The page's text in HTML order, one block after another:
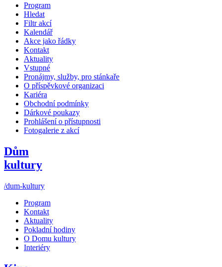
Program
Hledat
Filtr akcí
Kalendář
Akce jako řádky
Kontakt
Aktuality
Vstupné
Pronájmy, služby, pro stánkaře
O příspěvkové organizaci
Kariéra
Obchodní podmínky
Dárkové poukazy
Prohlášení o přístupnosti
Fotogalerie z akcí
Dům
kultury
/dum-kultury
Program
Kontakt
Aktuality
Pokladní hodiny
O Domu kultury
Interiéry